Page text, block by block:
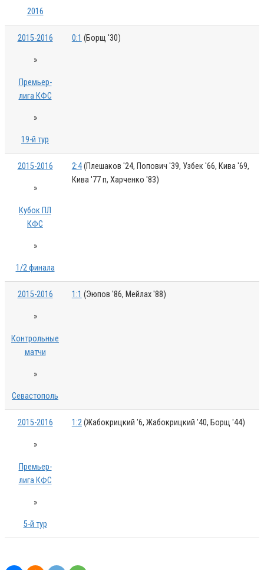
2016
2015-2016
»
Премьер-
лига КФС
»
19-й тур
0:1 (Борщ '30)
2015-2016
»
Кубок ПЛ
КФС
»
1/2 финала
2:4(Плешаков '24, Попович '39, Узбек '66, Кива '69,
Кива '77 п, Харченко '83)
2015-2016
»
Контрольные
матчи
»
Севастополь
1:1 (Эюпов '86, Мейлах '88)
2015-2016
»
Премьер-
лига КФС
»
5-й тур
1:2(Жабокрицкий '6, Жабокрицкий '40, Борщ '44)